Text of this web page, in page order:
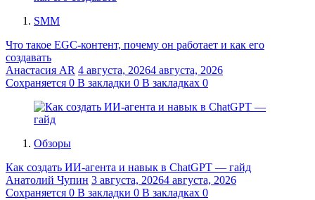
SMM
Что такое EGC-контент, почему он работает и как его
создавать
Анастасия AR 4 августа, 20264 августа, 2026
Сохраняется 0 В закладки 0 В закладках 0
Обзоры
Как создать ИИ-агента и навык в ChatGPT — гайд
Анатолий Чупин 3 августа, 20264 августа, 2026
Сохраняется 0 В закладки 0 В закладках 0